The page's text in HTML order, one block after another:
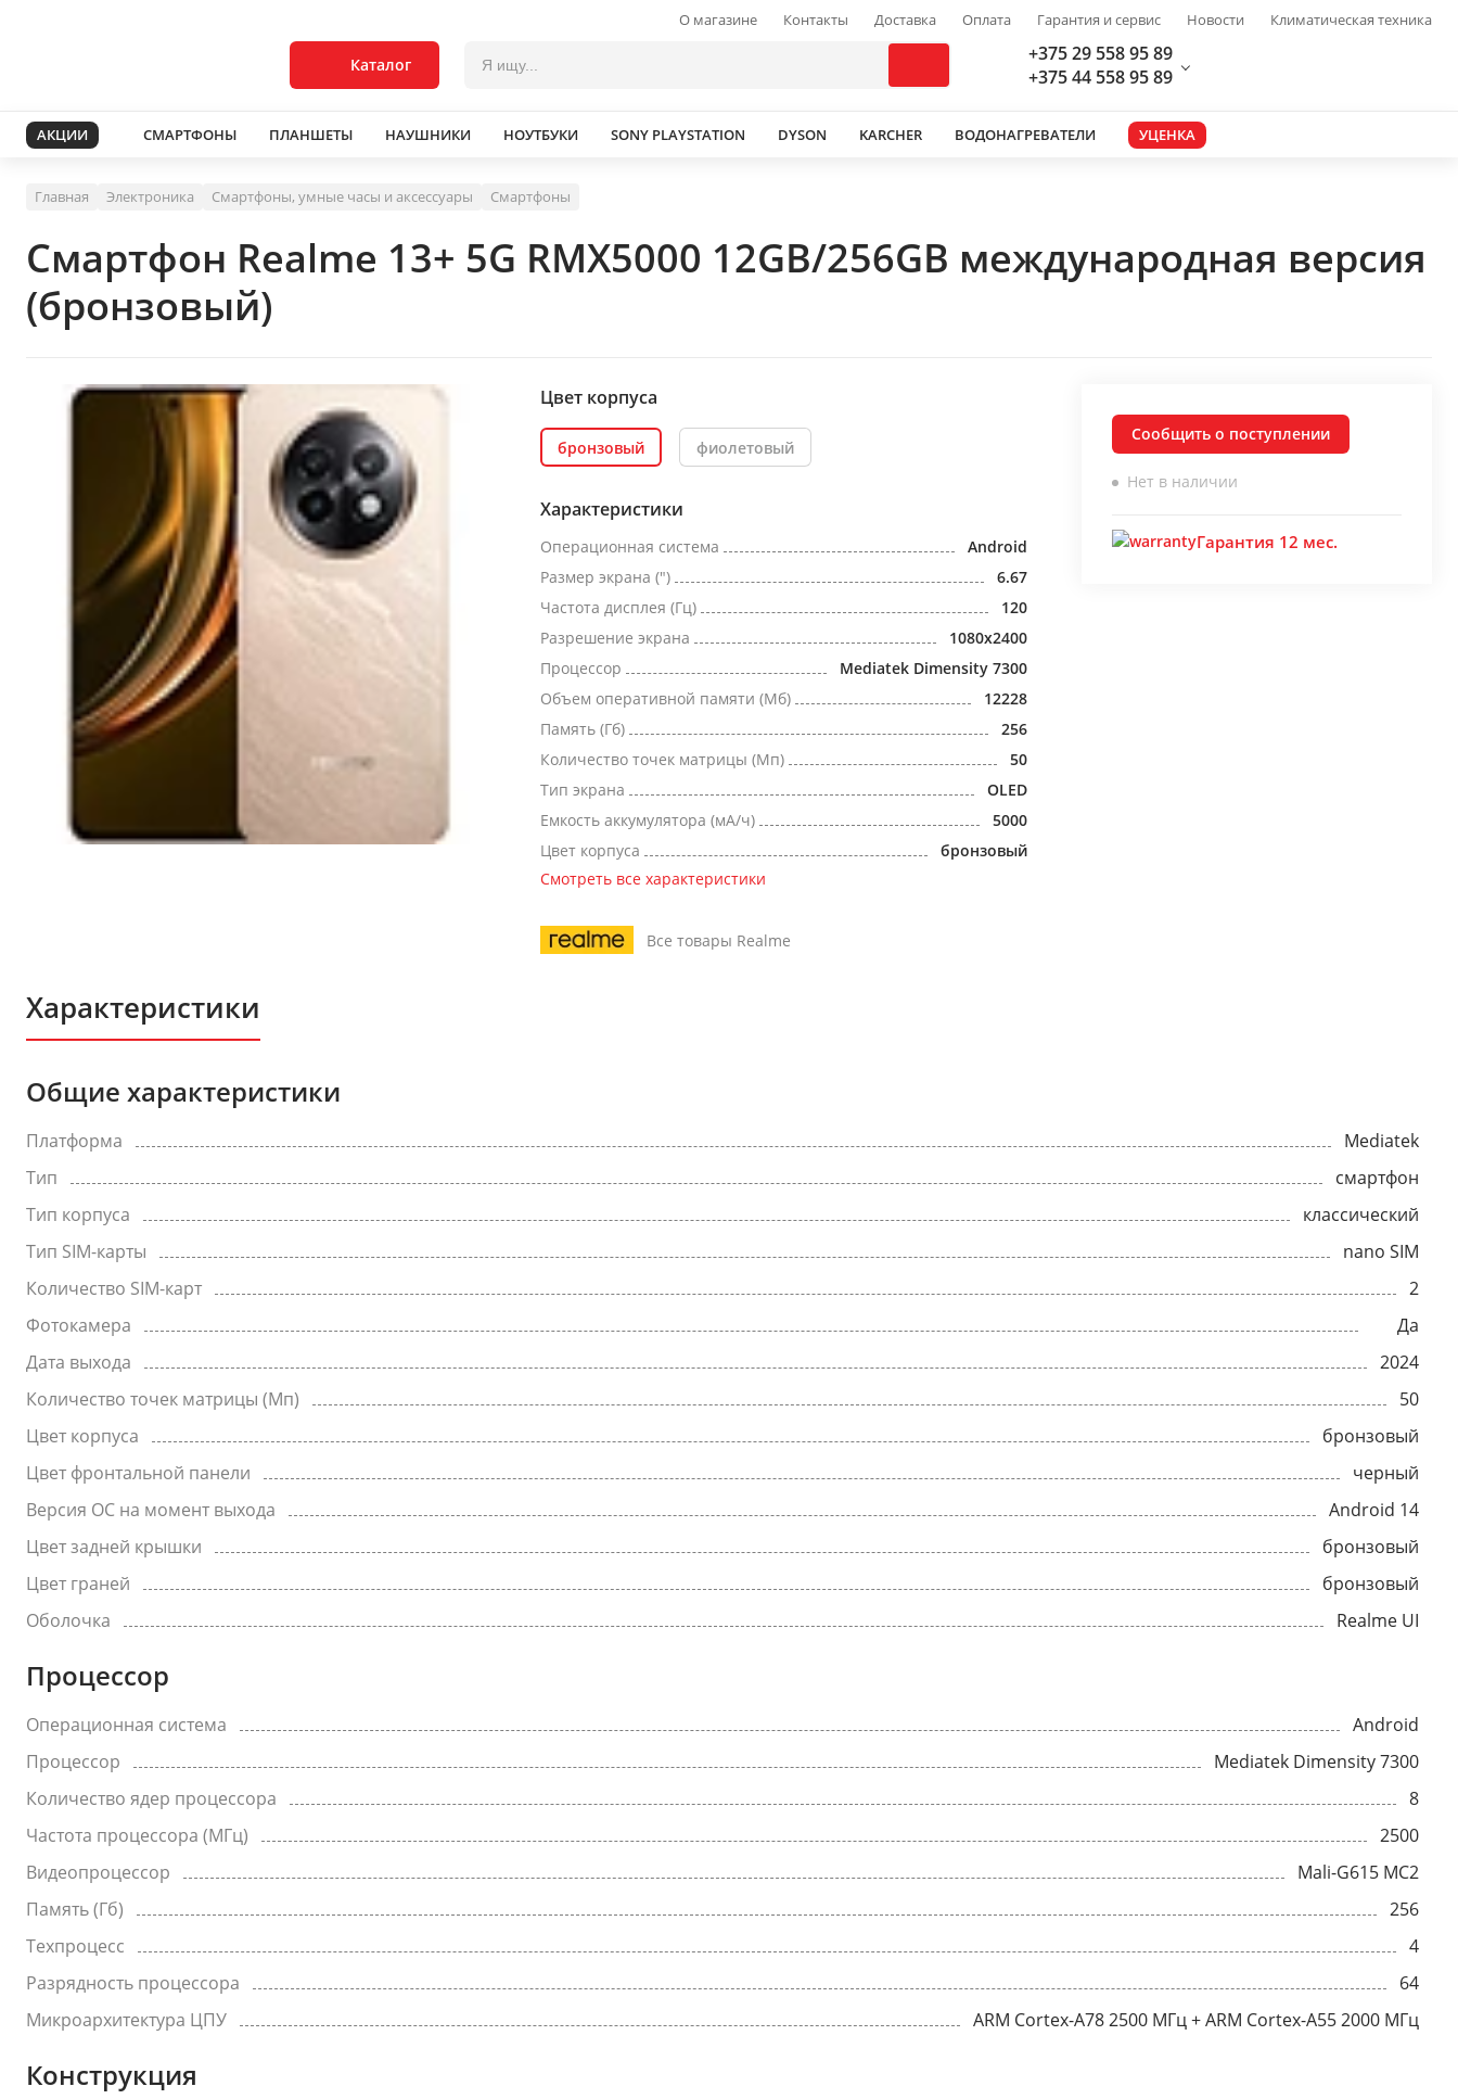
О магазине Контакты Доставка Оплата Гарантия и сервис Новости Климатическая техника
Каталог
+375 29 558 95 89
+375 44 558 95 89
АКЦИИ СМАРТФОНЫ ПЛАНШЕТЫ НАУШНИКИ НОУТБУКИ SONY PLAYSTATION DYSON KARCHER ВОДОНАГРЕВАТЕЛИ УЦЕНКА
Главная Электроника Смартфоны, умные часы и аксессуары Смартфоны
Смартфон Realme 13+ 5G RMX5000 12GB/256GB международная версия
(бронзовый)
Цвет корпуса
бронзовый фиолетовый
Характеристики
Операционная система
Android
Размер экрана (")
6.67
Частота дисплея (Гц)
120
Разрешение экрана
1080x2400
Процессор
Mediatek Dimensity 7300
Объем оперативной памяти (Мб)
12228
Память (Гб)
256
Количество точек матрицы (Мп)
50
Тип экрана
OLED
Емкость аккумулятора (мА/ч)
5000
Цвет корпуса
бронзовый
Смотреть все характеристики
Все товары Realme
Сообщить о поступлении
Нет в наличии
Гарантия 12 мес.
Характеристики
Общие характеристики
Платформа
Mediatek
Тип
смартфон
Тип корпуса
классический
Тип SIM-карты
nano SIM
Количество SIM-карт
2
Фотокамера
Да
Дата выхода
2024
Количество точек матрицы (Мп)
50
Цвет корпуса
бронзовый
Цвет фронтальной панели
черный
Версия ОС на момент выхода
Android 14
Цвет задней крышки
бронзовый
Цвет граней
бронзовый
Оболочка
Realme UI
Процессор
Операционная система
Android
Процессор
Mediatek Dimensity 7300
Количество ядер процессора
8
Частота процессора (МГц)
2500
Видеопроцессор
Mali-G615 MC2
Память (Гб)
256
Техпроцесс
4
Разрядность процессора
64
Микроархитектура ЦПУ
ARM Cortex-A78 2500 МГц + ARM Cortex-A55 2000 МГц
Конструкция